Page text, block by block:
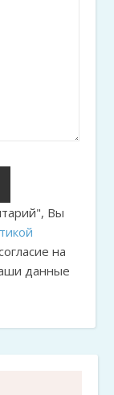
Вы
на
данные